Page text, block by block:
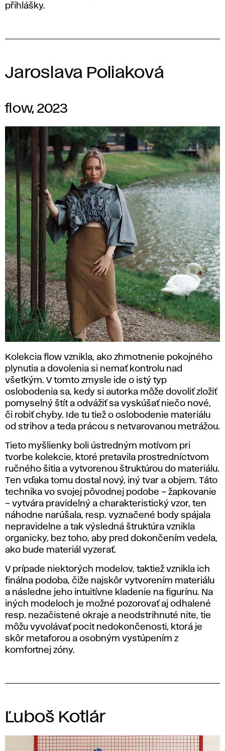
přihlášky.
Jaroslava Poliaková
flow, 2023
Kolekcia flow vznikla, ako zhmotnenie pokojného
plynutia a dovolenia si nemať kontrolu nad
všetkým. V tomto zmysle ide o istý typ
oslobodenia sa, kedy si autorka môže dovoliť zložiť
pomyselný štít a odvážiť sa vyskúšať niečo nové,
či robiť chyby. Ide tu tiež o oslobodenie materiálu
od strihov a teda prácou s netvarovanou metrážou.
Tieto myšlienky boli ústredným motívom pri
tvorbe kolekcie, ktoré pretavila prostredníctvom
ručného šitia a vytvorenou štruktúrou do materiálu.
Ten vďaka tomu dostal nový, iný tvar a objem. Táto
technika vo svojej pôvodnej podobe – žapkovanie
– vytvára pravidelný a charakteristický vzor, ten
náhodne narúšala, resp. vyznačené body spájala
nepravidelne a tak výsledná štruktúra vznikla
organicky, bez toho, aby pred dokončením vedela,
ako bude materiál vyzerať.
V prípade niektorých modelov, taktiež vznikla ich
finálna podoba, čiže najskôr vytvorením materiálu
a následne jeho intuitívne kladenie na figurínu. Na
iných modeloch je možné pozorovať aj odhalené
resp. nezačistené okraje a neodstrihnuté nite, tie
môžu vyvolávať pocit nedokončenosti, ktorá je
skôr metaforou a osobným vystúpením z
komfortnej zóny.
Ľuboš Kotlár